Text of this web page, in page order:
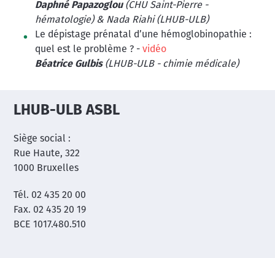
Daphné Papazoglou(CHU Saint-Pierre -
hématologie) & Nada Riahi (LHUB-ULB)
Le dépistage prénatal d’une hémoglobinopathie :
quel est le problème ? -vidéo
Béatrice Gulbis(LHUB-ULB - chimie médicale)
LHUB-ULB ASBL
Siège social :
Rue Haute, 322
1000 Bruxelles
Tél. 02 435 20 00
Fax. 02 435 20 19
BCE 1017.480.510